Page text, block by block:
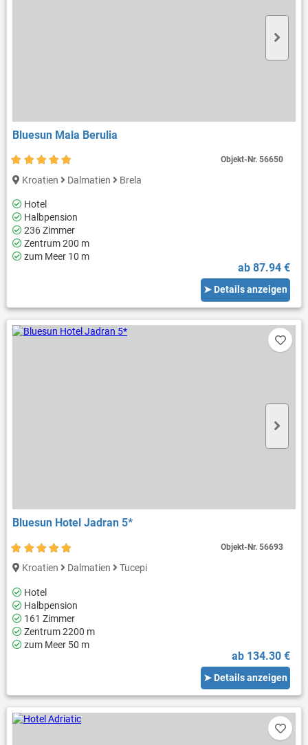
Bluesun Mala Berulia
Kroatien Dalmatien Brela
Hotel
Halbpension
236 Zimmer
Zentrum 200 m
zum Meer 10 m
ab 87.94 €
➤ Details anzeigen
Objekt-Nr.56650
Bluesun Hotel Jadran 5*
Kroatien Dalmatien Tucepi
Hotel
Halbpension
161 Zimmer
Zentrum 2200 m
zum Meer 50 m
ab 134.30 €
➤ Details anzeigen
Objekt-Nr.56693